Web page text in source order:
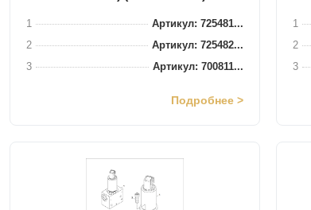
1
Артикул: 725481...
2
Артикул: 725482...
3
Артикул: 700811...
Подробнее >
1
2
3